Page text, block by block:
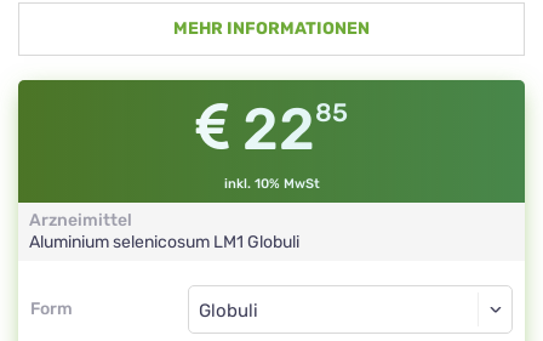
MEHR INFORMATIONEN
2285
inkl. 10% MwSt
Arzneimittel
Aluminium selenicosum LM1 Globuli
Form
Form